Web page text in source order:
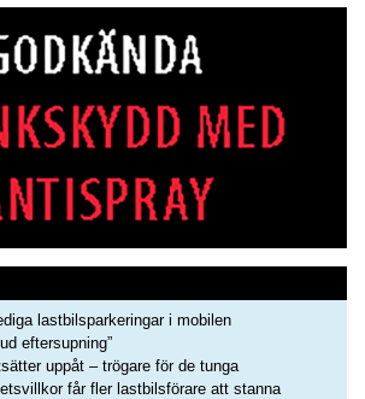
lastbilsparkeringar i mobilen
eftersupning”
uppåt – trögare för de tunga
får fler lastbilsförare att stanna